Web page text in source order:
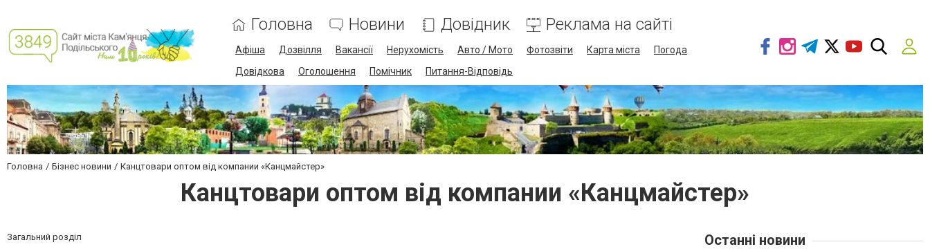
Головна Новини Довідник Реклама на сайті
Афіша Дозвілля Вакансії Нерухомість Авто / Мото Фотозвіти Карта міста
Погода
Довідкова
Оголошення Помічник Питання-Відповідь
Головна Бізнес новини Канцтовари оптом від компании «Канцмайстер»
Канцтовари оптом від компании «Канцмайстер»
Загальний розділ Останні новини